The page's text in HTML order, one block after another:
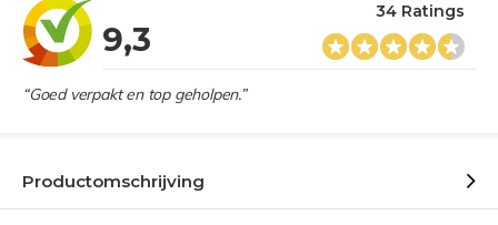
9,3
34 Ratings
“Goed verpakt en top geholpen.”
Productomschrijving